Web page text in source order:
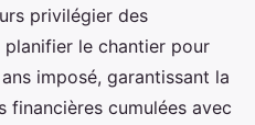
privilégier des
le chantier pour
imposé, garantissant la
cumulées avec